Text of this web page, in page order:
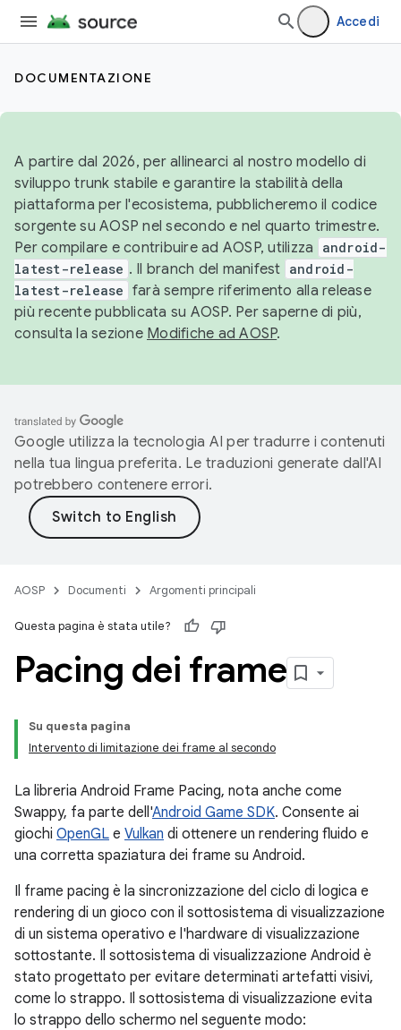
Accedi
DOCUMENTAZIONE
A partire dal 2026, per allinearci al nostro modello di
sviluppo trunk stabile e garantire la stabilità della
piattaforma per l'ecosistema, pubblicheremo il codice
sorgente su AOSP nel secondo e nel quarto trimestre.
Per compilare e contribuire ad AOSP, utilizza
android-
latest-release . Il branch del manifest android-
latest-release farà sempre riferimento alla release
più recente pubblicata su AOSP. Per saperne di più,
consulta la sezione Modifiche ad AOSP.
Google utilizza la tecnologia AI per tradurre i contenuti
nella tua lingua preferita. Le traduzioni generate dall'AI
potrebbero contenere errori.
AOSP Documenti Argomenti principali
Questa pagina è stata utile?
Pacing dei frame
Su questa pagina
Intervento di limitazione dei frame al secondo
La libreria Android Frame Pacing, nota anche come
Swappy, fa parte dell'Android Game SDK. Consente ai
giochi OpenGL e Vulkan di ottenere un rendering fluido e
una corretta spaziatura dei frame su Android.
Il frame pacing è la sincronizzazione del ciclo di logica e
rendering di un gioco con il sottosistema di visualizzazione
di un sistema operativo e l'hardware di visualizzazione
sottostante. Il sottosistema di visualizzazione Android è
stato progettato per evitare determinati artefatti visivi,
come lo strappo. Il sottosistema di visualizzazione evita
lo strappo dello schermo nel seguente modo: